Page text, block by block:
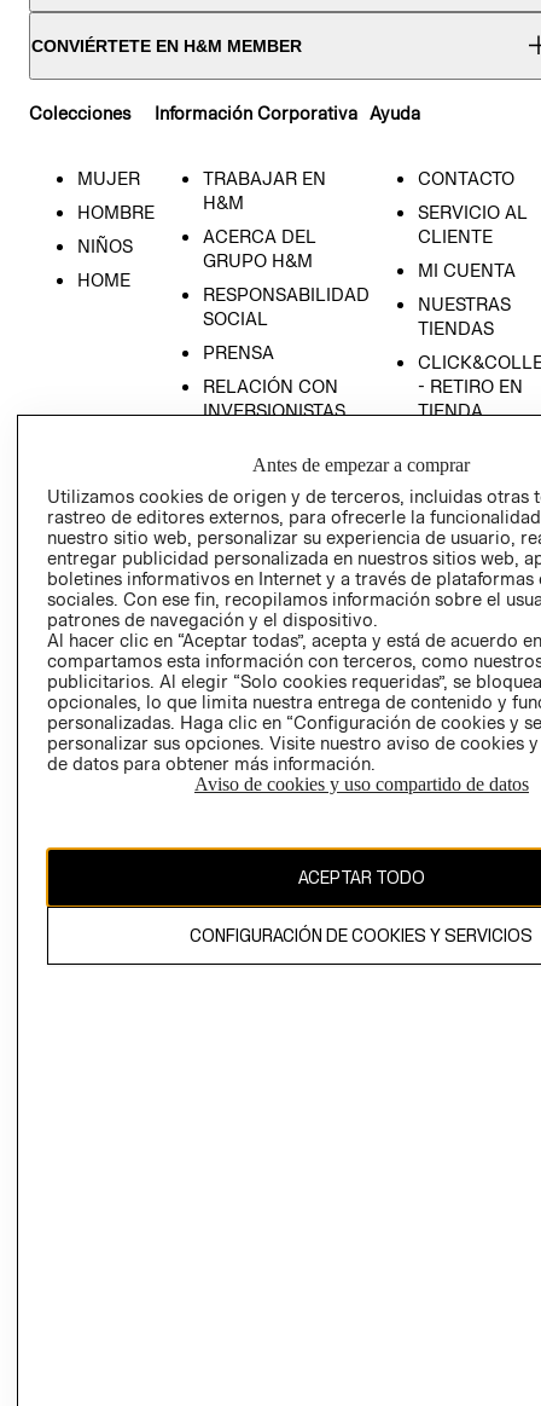
CONVIÉRTETE EN H&M MEMBER
Colecciones
MUJER
HOMBRE
NIÑOS
HOME
Información Corporativa
TRABAJAR EN
H&M
ACERCA DEL
GRUPO H&M
RESPONSABILIDAD
SOCIAL
PRENSA
RELACIÓN CON
INVERSIONISTAS
EMPRESARIAL
Ayuda
CONTACTO
SERVICIO AL
CLIENTE
MI CUENTA
NUESTRAS
TIENDAS
- RETIRO EN
TIENDA
CONDICIONES
AVISO DE
PRIVACIDAD
GIFT CARD
AVISO DE
El contenido de esta página web está protegido por copyright y es
Antes de empezar a comprar
Utilizamos cookies de origen y de terceros, incluidas otras
rastreo de editores externos, para ofrecerle la
nuestro sitio web, personalizar su experiencia de usuario,
entregar publicidad personalizada en nuestros sitios web,
boletines informativos en Internet y a través de plataformas
sociales. Con ese fin, recopilamos información sobre el
patrones de navegación y el dispositivo.
Al hacer clic en “Aceptar todas”, acepta y está de acuerdo
compartamos esta información con terceros, como
publicitarios. Al elegir “Solo cookies requeridas”, se
opcionales, lo que limita nuestra entrega de contenido y
personalizadas. Haga clic en “Configuración de cookies y
personalizar sus opciones. Visite nuestro aviso de cookies
de datos para obtener más información.
Aviso de cookies y uso compartido de datos
ACEPTAR TODO
CONFIGURACIÓN DE COOKIES Y SERVICIOS